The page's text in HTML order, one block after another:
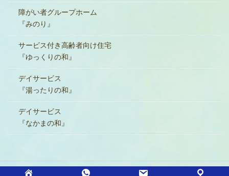
障がい者グループホーム
『みのり』
サービス付き高齢者向け住宅
『ゆっくりの和』
デイサービス
『湯ったりの和』
デイサービス
『なかまの和』